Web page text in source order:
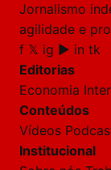
Jornalismo
agilidade e
f 𝕏 ig ▶ in tk
Editorias
Economia
Conteúdos
Vídeos
Institucional